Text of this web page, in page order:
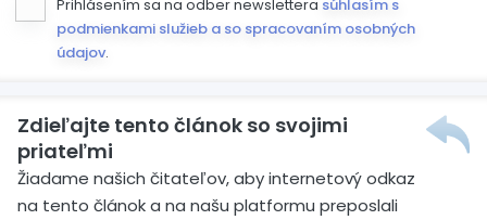
Prihlásením sa na odber newslettera súhlasím s
podmienkami služieb a so spracovaním osobných
údajov.
Zdieľajte tento článok so svojimi
priateľmi
Žiadame našich čitateľov, aby internetový odkaz
na tento článok a na našu platformu preposlali